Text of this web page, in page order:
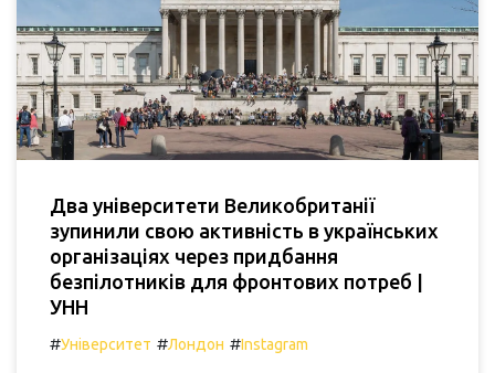
Два університети Великобританії
зупинили свою активність в українських
організаціях через придбання
безпілотників для фронтових потреб |
УНН
#Університет #Лондон #Instagram